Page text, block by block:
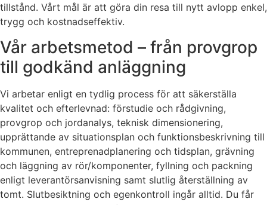
tillstånd. Vårt mål är att göra din resa till nytt avlopp enkel,
trygg och kostnadseffektiv.
Vår arbetsmetod – från provgrop
till godkänd anläggning
Vi arbetar enligt en tydlig process för att säkerställa
kvalitet och efterlevnad: förstudie och rådgivning,
provgrop och jordanalys, teknisk dimensionering,
upprättande av situationsplan och funktionsbeskrivning till
kommunen, entreprenadplanering och tidsplan, grävning
och läggning av rör/komponenter, fyllning och packning
enligt leverantörsanvisning samt slutlig återställning av
tomt. Slutbesiktning och egenkontroll ingår alltid. Du får